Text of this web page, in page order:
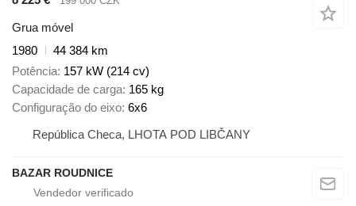
Grua móvel
1980
44 384 km
Potência 157 kW (214 cv)
Capacidade de carga 165 kg
Configuração do eixo 6x6
República Checa, LHOTA POD LIBČANY
BAZAR ROUDNICE